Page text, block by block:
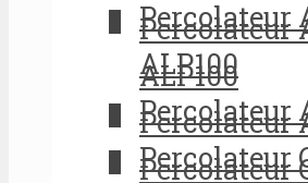
Percolateur
ALP100
Percolateur
Percolateur
Percolateur
ALP100
Percolateur
Percolateur